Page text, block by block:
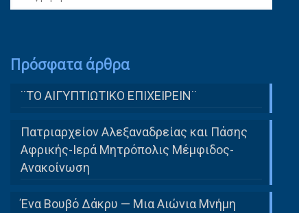
Πρόσφατα άρθρα
¨ΤΟ ΑΙΓΥΠΤΙΩΤΙΚΟ ΕΠΙΧΕΙΡΕΙΝ¨
Πατριαρχείον Αλεξαναδρείας και Πάσης
Αφρικής-Ιερά Μητρόπολις Μέμφιδος-
Ανακοίνωση
Ένα Βουβό Δάκρυ — Μια Αιώνια Μνήμη